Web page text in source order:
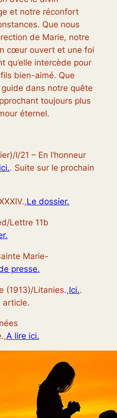
et notre réconfort
Que nous
de Marie, notre
cœur ouvert et une foi
qu’elle intercède pour
bien-aimé. Que
dans notre quête
toujours plus
éternel.
I/21 – En l’honneur
. Suite sur le prochain
Le dossier.
Lettre 11b
Marie-
presse.
(1913)/Litanies.,Ici..
article.
A lire ici.